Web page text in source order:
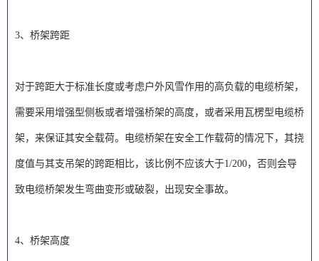
3、桥架跨距
对于跨距大于标准长度或考虑户外风雪作用的高负载的电缆桥架，
需要采用增强型侧板或者增强桥架的高度，或者采用瓦楞型电缆桥
架，来保证其安全载荷。电缆桥架在安全工作载荷的情况下，其挠
度值与其支吊架的跨距相比，该比例不应该大于1/200，否则会导
致电缆桥架发生弯曲变形或破裂，出现安全事故。
4、桥架高度